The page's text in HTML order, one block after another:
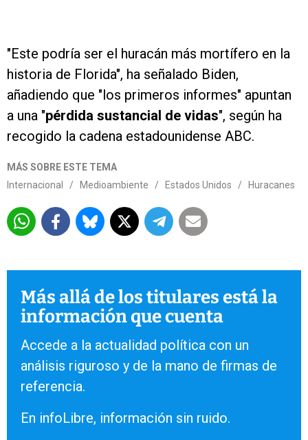
"Este podría ser el huracán más mortífero en la
historia de Florida", ha señalado Biden,
añadiendo que "los primeros informes" apuntan
a una "pérdida sustancial de vidas", según ha
recogido la cadena estadounidense ABC.
MÁS SOBRE ESTE TEMA
Internacional
/ Medioambiente / Estados Unidos / Huracanes
Más allá de los titulares está la
información que cuenta
Accede a la actualidad política con un
análisis riguroso y de la mano de firmas de
referencia.
En infoLibre, información sin ruido.